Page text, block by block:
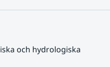
och hydrologiska